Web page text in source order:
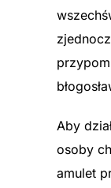
Aby
osoby
amulet